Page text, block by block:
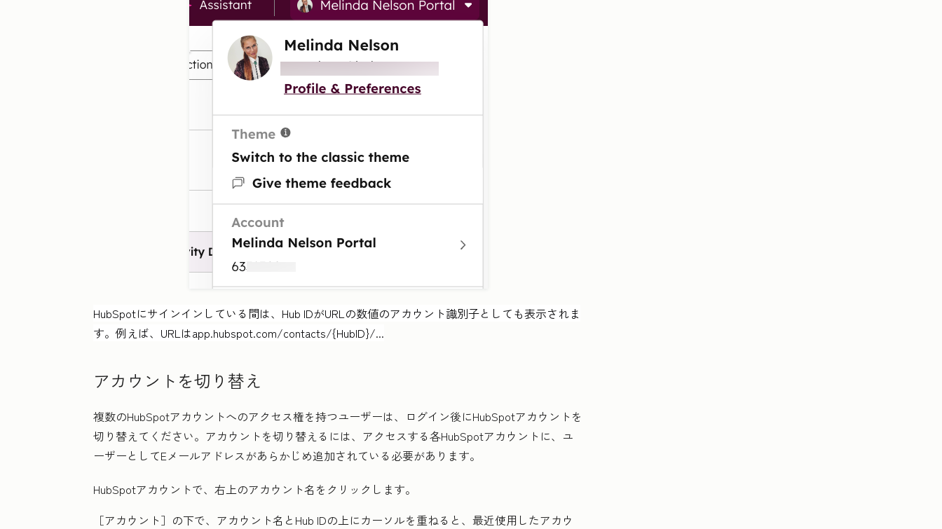
HubSpotにサインインしている間は、Hub IDがURLの数値のアカウント識別子としても表示されま
す。例えば、URLはapp.hubspot.com/contacts/{HubID}/...
アカウントを切り替え
複数のHubSpotアカウントへのアクセス権を持つユーザーは、ログイン後にHubSpotアカウントを
切り替えてください。アカウントを切り替えるには、アクセスする各HubSpotアカウントに、ユ
ーザーとしてEメールアドレスがあらかじめ追加されている必要があります。
HubSpotアカウントで、右上のアカウント名 をクリックします。
［アカウント］の下で、 アカウント名 と Hub IDの上にカーソルを重ねると、最近使用したアカウ